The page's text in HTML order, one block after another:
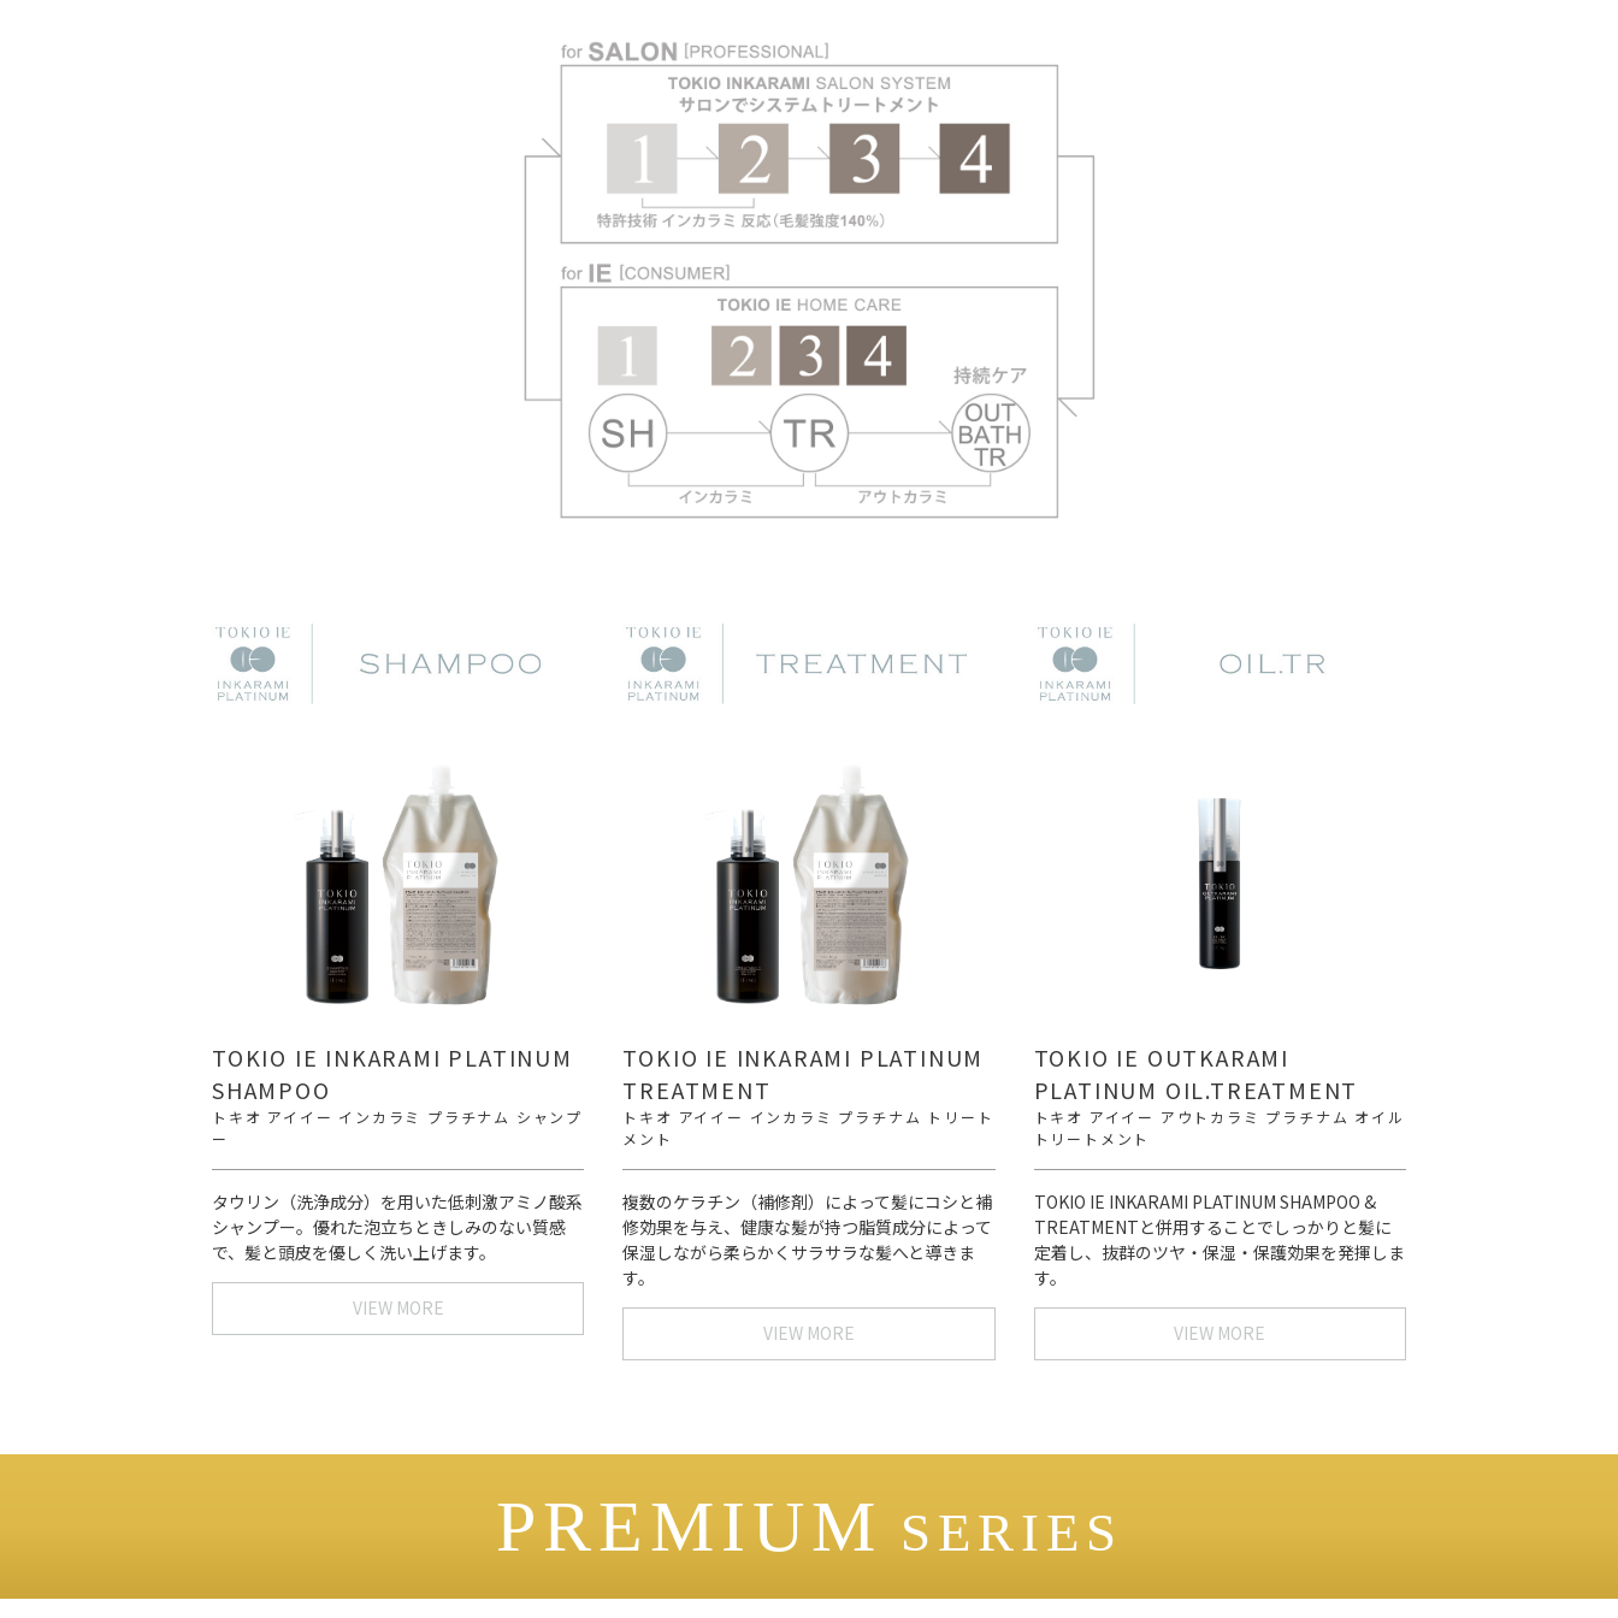
TOKIO IE INKARAMI PLATINUM
SHAMPOO
トキオ アイイー インカラミ プラチナム シャンプ
ー
タウリン（洗浄成分）を用いた低刺激アミノ酸系
シャンプー。優れた泡立ちときしみのない質感
で、髪と頭皮を優しく洗い上げます。
VIEW MORE
TOKIO IE INKARAMI PLATINUM
TREATMENT
トキオ アイイー インカラミ プラチナム トリート
メント
複数のケラチン（補修剤）によって髪にコシと補
修効果を与え、健康な髪が持つ脂質成分によって
保湿しながら柔らかくサラサラな髪へと導きま
す。
VIEW MORE
TOKIO IE OUTKARAMI
PLATINUM OIL.TREATMENT
トキオ アイイー アウトカラミ プラチナム オイル
トリートメント
TOKIO IE INKARAMI PLATINUM SHAMPOO &
TREATMENTと併用することでしっかりと髪に
定着し、抜群のツヤ・保湿・保護効果を発揮しま
す。
VIEW MORE
PREMIUM SERIES